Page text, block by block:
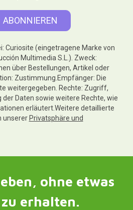
Curiosite (eingetragene Marke von
Multimedia S.L.). Zweck:
über Bestellungen, Artikel oder
Zustimmung.Empfänger: Die
weitergegeben. Rechte: Zugriff,
der Daten sowie weitere Rechte, wie
erläutert.Weitere detaillierte
unserer Privatsphäre und
ohne etwas
erhalten.